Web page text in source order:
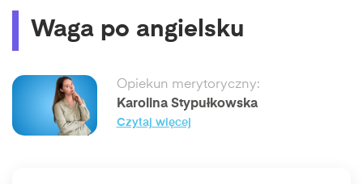
Waga po angielsku
Opiekun merytoryczny:
Karolina Stypułkowska
Czytaj więcej